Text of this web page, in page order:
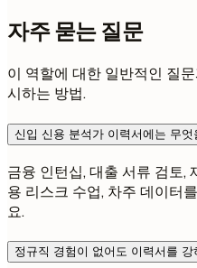
자주 묻는 질문
이 역할에 대한 일반적인 질
시하는 방법.
신입 신용 분석가 이력서에는 무
금융 인턴십, 대출 서류 검토,
용 리스크 수업, 차주 데이터
요.
정규직 경험이 없어도 이력서를